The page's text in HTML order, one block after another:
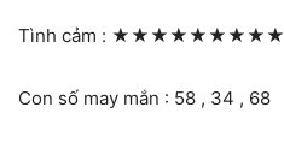
Tình cảm : ★★★★★★★★★
Con số may mắn : 58 , 34 , 68